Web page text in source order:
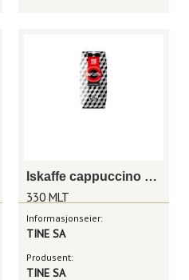
Iskaffe cappuccino 330ml
330 MLT
Informasjonseier:
TINE SA
Produsent:
TINE SA